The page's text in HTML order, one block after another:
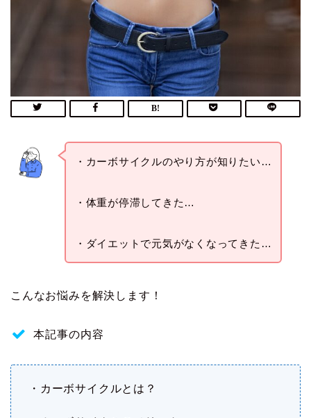
・カーボサイクルのやり方が知りたい…
・体重が停滞してきた…
・ダイエットで元気がなくなってきた…
こんなお悩みを解決します！
本記事の内容
・カーボサイクルとは？